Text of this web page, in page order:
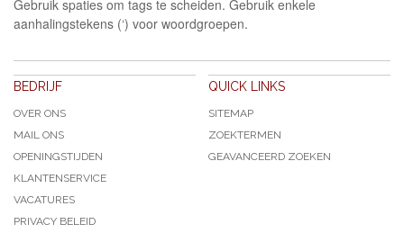
Gebruik spaties om tags te scheiden. Gebruik enkele
aanhalingstekens (‘) voor woordgroepen.
BEDRIJF
OVER ONS
MAIL ONS
OPENINGSTIJDEN
KLANTENSERVICE
VACATURES
PRIVACY BELEID
QUICK LINKS
SITEMAP
ZOEKTERMEN
GEAVANCEERD ZOEKEN